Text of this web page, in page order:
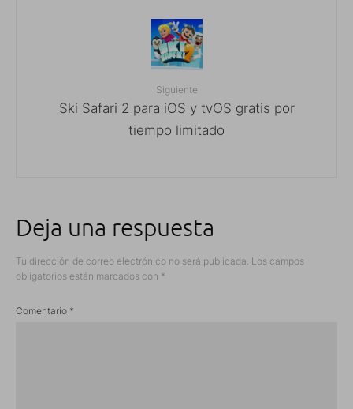
Siguiente
Ski Safari 2 para iOS y tvOS gratis por
tiempo limitado
Deja una respuesta
Tu dirección de correo electrónico no será publicada. Los campos
obligatorios están marcados con *
Comentario *